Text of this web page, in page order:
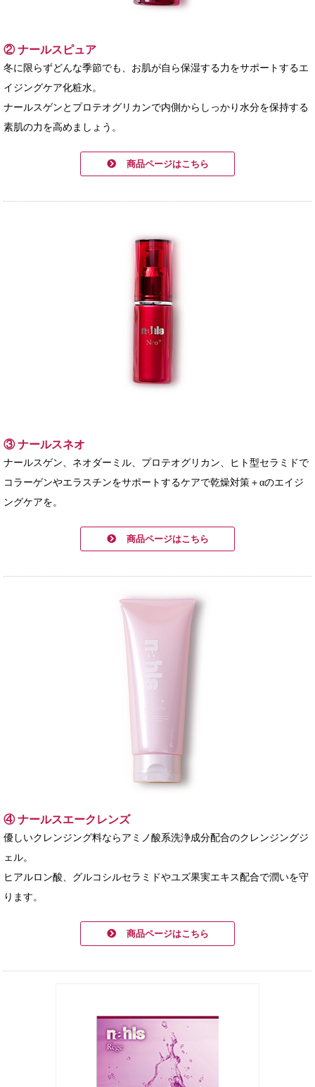
② ナールスピュア
冬に限らずどんな季節でも、お肌が自ら保湿する力をサポートするエ
イジングケア化粧水。
ナールスゲンとプロテオグリカンで内側からしっかり水分を保持する
素肌の力を高めましょう。
商品ページはこちら
③ ナールスネオ
ナールスゲン、ネオダーミル、プロテオグリカン、ヒト型セラミドで
コラーゲンやエラスチンをサポートするケアで乾燥対策＋αのエイジ
ングケアを。
商品ページはこちら
④ ナールスエークレンズ
優しいクレンジング料ならアミノ酸系洗浄成分配合のクレンジングジ
ェル。
ヒアルロン酸、グルコシルセラミドやユズ果実エキス配合で潤いを守
ります。
商品ページはこちら